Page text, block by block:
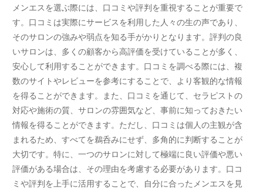
メンエスを選ぶ際には、口コミや評判を重視することが重要で
す。口コミは実際にサービスを利用した人々の生の声であり、
そのサロンの強みや弱点を知る手がかりとなります。評判の良
いサロンは、多くの顧客から高評価を受けていることが多く、
安心して利用することができます。口コミを調べる際には、複
数のサイトやレビューを参考にすることで、より客観的な情報
を得ることができます。また、口コミを通じて、セラピストの
対応や施術の質、サロンの雰囲気など、事前に知っておきたい
情報を得ることができます。ただし、口コミは個人の主観が含
まれるため、すべてを鵜呑みにせず、多角的に判断することが
大切です。特に、一つのサロンに対して極端に良い評価や悪い
評価がある場合は、その理由を考慮する必要があります。口コ
ミや評判を上手に活用することで、自分に合ったメンエスを見